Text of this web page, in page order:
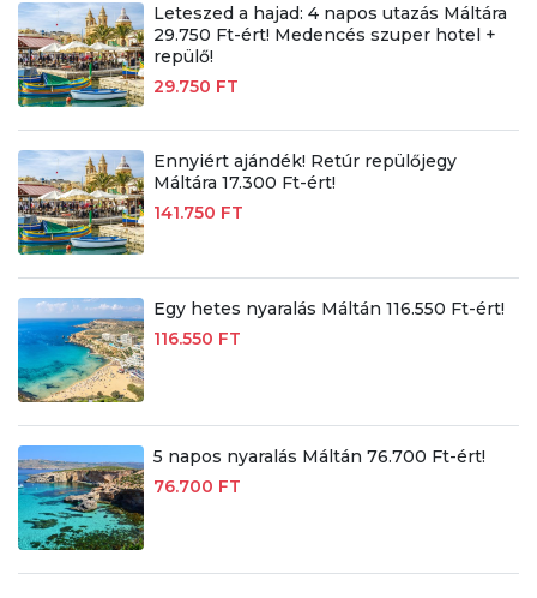
Leteszed a hajad: 4 napos utazás Máltára
29.750 Ft-ért! Medencés szuper hotel +
repülő!
29.750 FT
Ennyiért ajándék! Retúr repülőjegy
Máltára 17.300 Ft-ért!
141.750 FT
Egy hetes nyaralás Máltán 116.550 Ft-ért!
116.550 FT
5 napos nyaralás Máltán 76.700 Ft-ért!
76.700 FT